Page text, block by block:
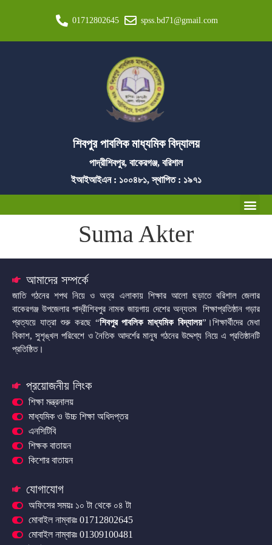
01712802645 spss.bd71@gmail.com
শিবপুর পাবলিক মাধ্যমিক বিদ্যালয়
পাদ্রীশিবপুর, বাকেরগঞ্জ, বরিশাল
ইআইআইএন : ১০০৪৮১, স্থাপিত : ১৯৭১
Suma Akter
আমাদের সম্পর্কে
জাতি গঠনের শপথ নিয়ে ও অত্র এলাকায় শিক্ষার আলো ছড়াতে বরিশাল জেলার
বাকেরগঞ্জ উপজেলার পাদ্রীশিবপুর নামক জায়গায় দেশের অন্যতম শিক্ষাপ্রতিষ্ঠান গড়ার
প্রত্যয়ে যাত্রা শুরু করছে “শিবপুর পাবলিক মাধ্যমিক বিদ্যালয়”।শিক্ষার্থীদের মেধা
বিকাশ, সুশৃঙ্খল পরিবেশে ও নৈতিক আদর্শের মানুষ গঠনের উদ্দেশ্য নিয়ে এ প্রতিষ্ঠানটি
প্রতিষ্ঠিত।
প্রয়োজনীয় লিংক
শিক্ষা মন্ত্রনালয়
মাধ্যমিক ও উচ্চ শিক্ষা অধিদপ্তর
এনসিটিবি
শিক্ষক বাতায়ন
কিশোর বাতায়ন
যোগাযোগ
অফিসের সময়ঃ ১০ টা থেকে ০৪ টা
মোবাইল নাম্বারঃ 01712802645
মোবাইল নাম্বারঃ 01309100481